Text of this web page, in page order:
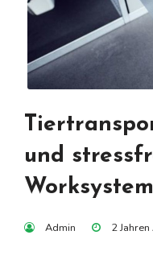
und
Worksystem
Admin 2